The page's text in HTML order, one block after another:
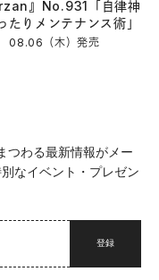
』No.931「自律神
たりメンテナンス術」
08.06（木）発売
つわる最新情報がメー
なイベント・プレゼン
登録